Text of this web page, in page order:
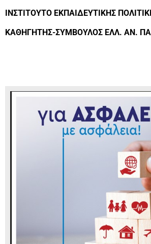
ΙΝΣΤΙΤΟΥΤΟ ΕΚΠΑΙΔΕΥΤΙΚΗΣ
ΚΑΘΗΓΗΤΗΣ-ΣΥΜΒΟΥΛΟΣ ΕΛΛ. ΑΝ.